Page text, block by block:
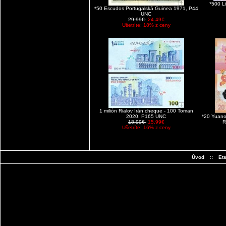
*50 Escudos Portugalská Guinea 1971, P44
UNC
29.99€ 24.49€
Ušetríte: 18% z ceny
*500
1 milión Rialov Irán cheque - 100 Toman
2020, P165 UNC
18.99€ 15.99€
Ušetríte: 16% z ceny
*20
Úvod ::